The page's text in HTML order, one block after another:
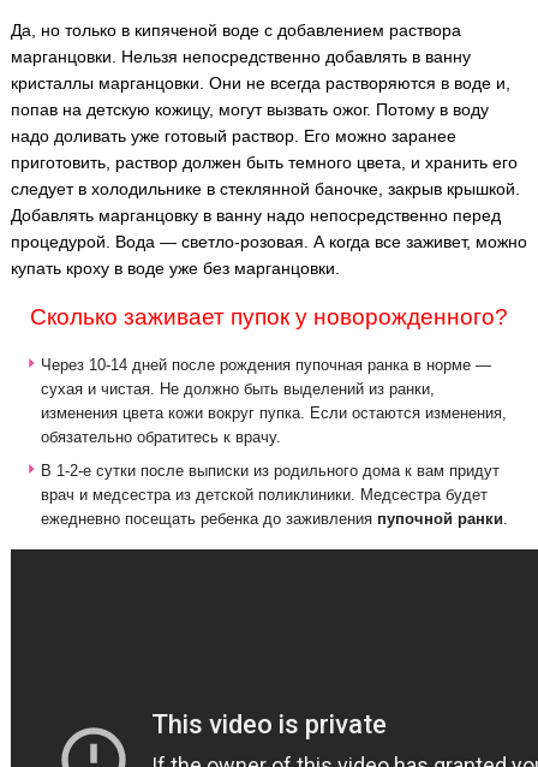
Да, но только в кипяченой воде с добавлением раствора
марганцовки. Нельзя непосредственно добавлять в ванну
кристаллы марганцовки. Они не всегда растворяются в воде и,
попав на детскую кожицу, могут вызвать ожог. Потому в воду
надо доливать уже готовый раствор. Его можно заранее
приготовить, раствор должен быть темного цвета, и хранить его
следует в холодильнике в стеклянной баночке, закрыв крышкой.
Добавлять марганцовку в ванну надо непосредственно перед
процедурой. Вода — светло-розовая. А когда все заживет, можно
купать кроху в воде уже без марганцовки.
Сколько заживает пупок у новорожденного?
Через 10-14 дней после рождения пупочная ранка в норме —
сухая и чистая. Не должно быть выделений из ранки,
изменения цвета кожи вокруг пупка. Если остаются изменения,
обязательно обратитесь к врачу.
В 1-2-е сутки после выписки из родильного дома к вам придут
врач и медсестра из детской поликлиники. Медсестра будет
ежедневно посещать ребенка до заживления пупочной ранки